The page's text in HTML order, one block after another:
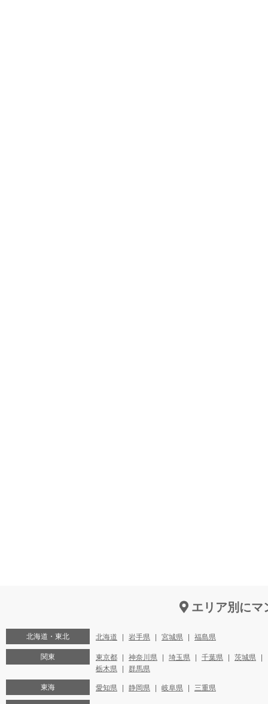
エリア別にマ
北海道・東北 北海道 岩手県 宮城県 福島県
関東 東京都 神奈川県 埼玉県 千葉県
茨城県
栃木県
群馬県
東海 愛知県 静岡県 岐阜県 三重県